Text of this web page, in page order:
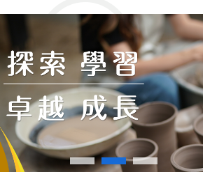
園市政府交通局